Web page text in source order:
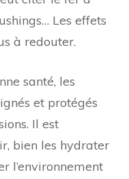
Les effets
à redouter.
santé, les
et protégés
Il est
bien les hydrater
l’environnement